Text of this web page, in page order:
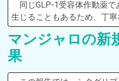
同じGLP-1受容体作動薬
生じることもあるため、丁寧
マンジャロの新
果